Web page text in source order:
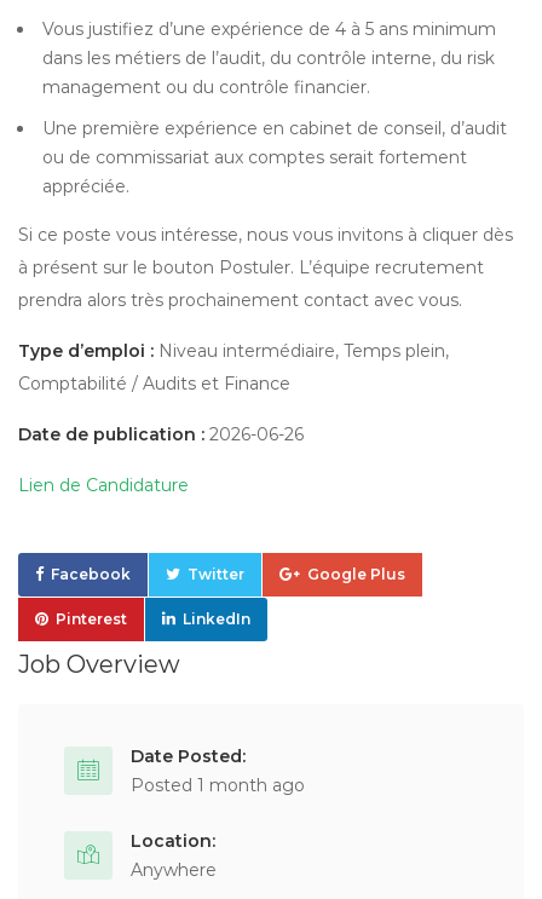
Vous justifiez d’une expérience de 4 à 5 ans minimum
dans les métiers de l’audit, du contrôle interne, du risk
management ou du contrôle financier.
Une première expérience en cabinet de conseil, d’audit
ou de commissariat aux comptes serait fortement
appréciée.
Si ce poste vous intéresse, nous vous invitons à cliquer dès
à présent sur le bouton Postuler. L’équipe recrutement
prendra alors très prochainement contact avec vous.
Type d’emploi : Niveau intermédiaire, Temps plein,
Comptabilité / Audits et Finance
Date de publication : 2026-06-26
Lien de Candidature
Facebook Twitter Google Plus
Pinterest LinkedIn
Job Overview
Date Posted:
Posted 1 month ago
Location:
Anywhere